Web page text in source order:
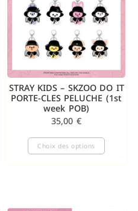
STRAY KIDS – SKZOO DO IT
PORTE-CLES PELUCHE (1st
week POB)
35,00 €
Choix des options